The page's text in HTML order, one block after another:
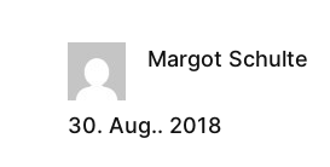
Margot Schulte
30. Aug.. 2018